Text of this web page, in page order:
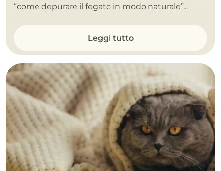
“come depurare il fegato in modo naturale”...
Leggi tutto